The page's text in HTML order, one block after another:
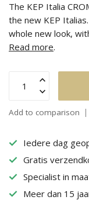
The KEP Italia
the new KEP
whole new look,
Read more.
Add to comparison
Iedere dag
Gratis
Specialist in
Meer dan 15